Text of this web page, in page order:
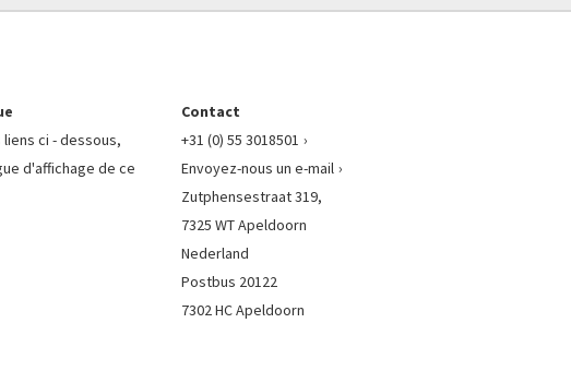
liens ci - dessous,
d'affichage de ce
Contact
+31 (0) 55 3018501
Envoyez-nous un e-mail
Zutphensestraat 319,
7325 WT Apeldoorn
Nederland
Postbus 20122
7302 HC Apeldoorn